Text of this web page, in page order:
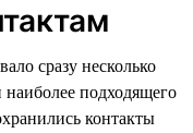
сразу несколько
подходящего
контакты